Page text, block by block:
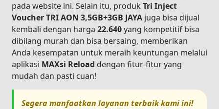
pada website ini. Selain itu, produk Tri Inject
Voucher TRI AON 3,5GB+3GB JAYA juga bisa dijual
kembali dengan harga 22.640yang kompetitif bisa
dibilang murah dan bisa bersaing, memberikan
Anda kesempatan untuk meraih keuntungan melalui
aplikasi MAXsi Reload dengan fitur-fitur yang
mudah dan pasti cuan!
Segera manfaatkan layanan terbaik kami ini!